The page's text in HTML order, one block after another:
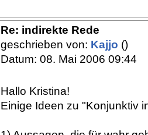
Re: indirekte Rede
geschrieben von: Kajjo ()
Datum: 08. Mai 2006 09:44
Hallo Kristina!
Einige Ideen zu "Konjunktiv